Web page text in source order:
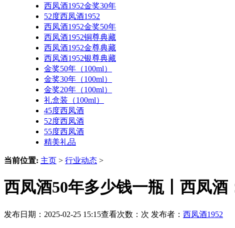
西凤酒1952金奖30年
52度西凤酒1952
西凤酒1952金奖50年
西凤酒1952铜尊典藏
西凤酒1952金尊典藏
西凤酒1952银尊典藏
金奖50年（100ml）
金奖30年（100ml）
金奖20年（100ml）
礼盒装（100ml）
45度西凤酒
52度西凤酒
55度西凤酒
精美礼品
当前位置: 主页 > 行业动态 >
西凤酒50年多少钱一瓶丨西凤
发布日期：2025-02-25 15:15查看次数： 次 发布者： 西凤酒1952